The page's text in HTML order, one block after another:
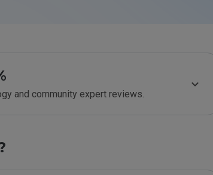
and community expert reviews.